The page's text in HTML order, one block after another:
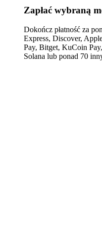
Zapłać wybraną
Dokończ płatność za
Express, Discover,
Pay, Bitget, KuCoin
Solana lub ponad 70